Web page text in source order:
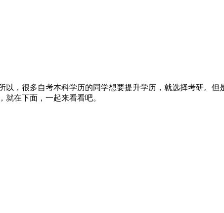
，很多自考本科学历的同学想要提升学历，就选择考研。但
在下面，一起来看看吧。